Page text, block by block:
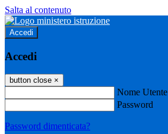
Salta al contenuto
Accedi
Accedi
button close ×
Nome Utente
Password
Password dimenticata?